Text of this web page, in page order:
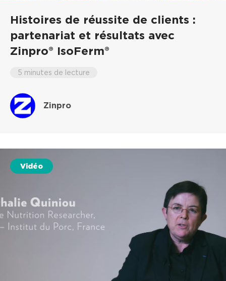
Histoires de réussite de clients :
partenariat et résultats avec
Zinpro® IsoFerm®
5 minutes de lecture
Zinpro
Vidéo